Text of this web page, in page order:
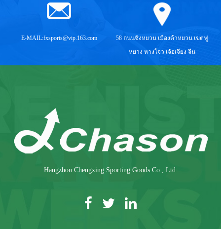
E-MAIL:fxsports@vip.163.com
58 ถนนซิงหยวน เมืองต้าหยวน เขตฟู
หยาง หางโจว เจ้อเจียง จีน
Hangzhou Chengxing Sporting Goods Co., Ltd.